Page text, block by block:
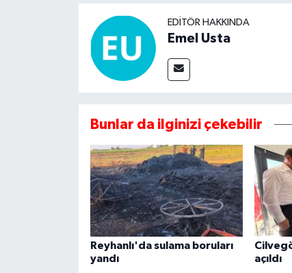
EDITÖR HAKKINDA
Emel Usta
Bunlar da ilginizi çekebilir
Reyhanlı'da sulama boruları
yandı
açıldı